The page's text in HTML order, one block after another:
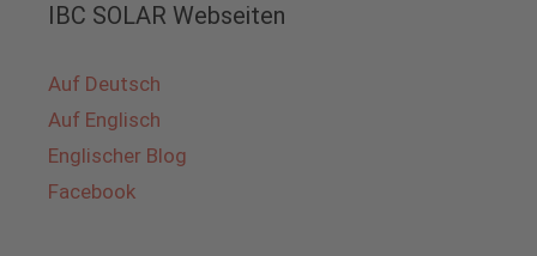
IBC SOLAR Webseiten
Auf Deutsch
Auf Englisch
Englischer Blog
Facebook